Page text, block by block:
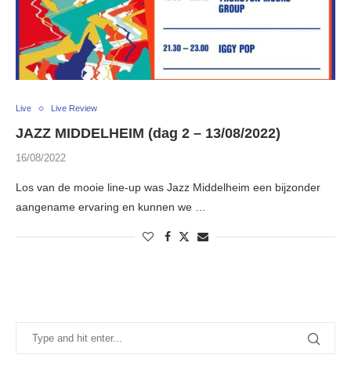
Live Live Review
JAZZ MIDDELHEIM (dag 2 – 13/08/2022)
16/08/2022
Los van de mooie line-up was Jazz Middelheim een bijzonder
aangename ervaring en kunnen we …